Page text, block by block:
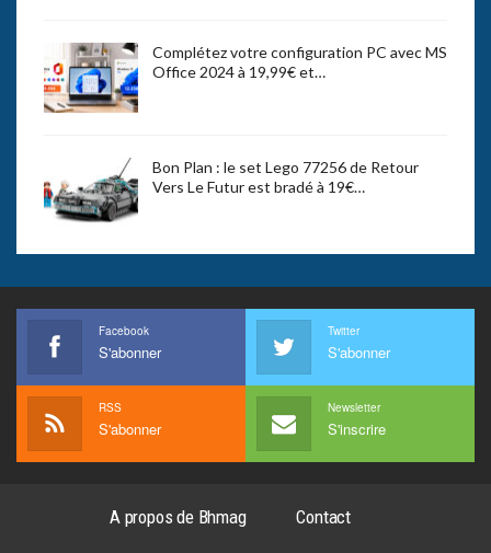
Complétez votre configuration PC avec MS
Office 2024 à 19,99€ et…
Bon Plan : le set Lego 77256 de Retour
Vers Le Futur est bradé à 19€…
Facebook
S'abonner
Twitter
S'abonner
RSS
S'abonner
Newsletter
S'inscrire
A propos de Bhmag
Contact